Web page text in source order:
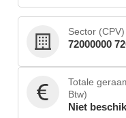
Sector (CPV)
72000000
Totale
Btw)
Niet